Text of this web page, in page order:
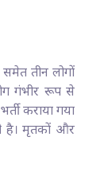
तीन लोगों
गंभीर रूप से
कराया गया
है। मृतकों और